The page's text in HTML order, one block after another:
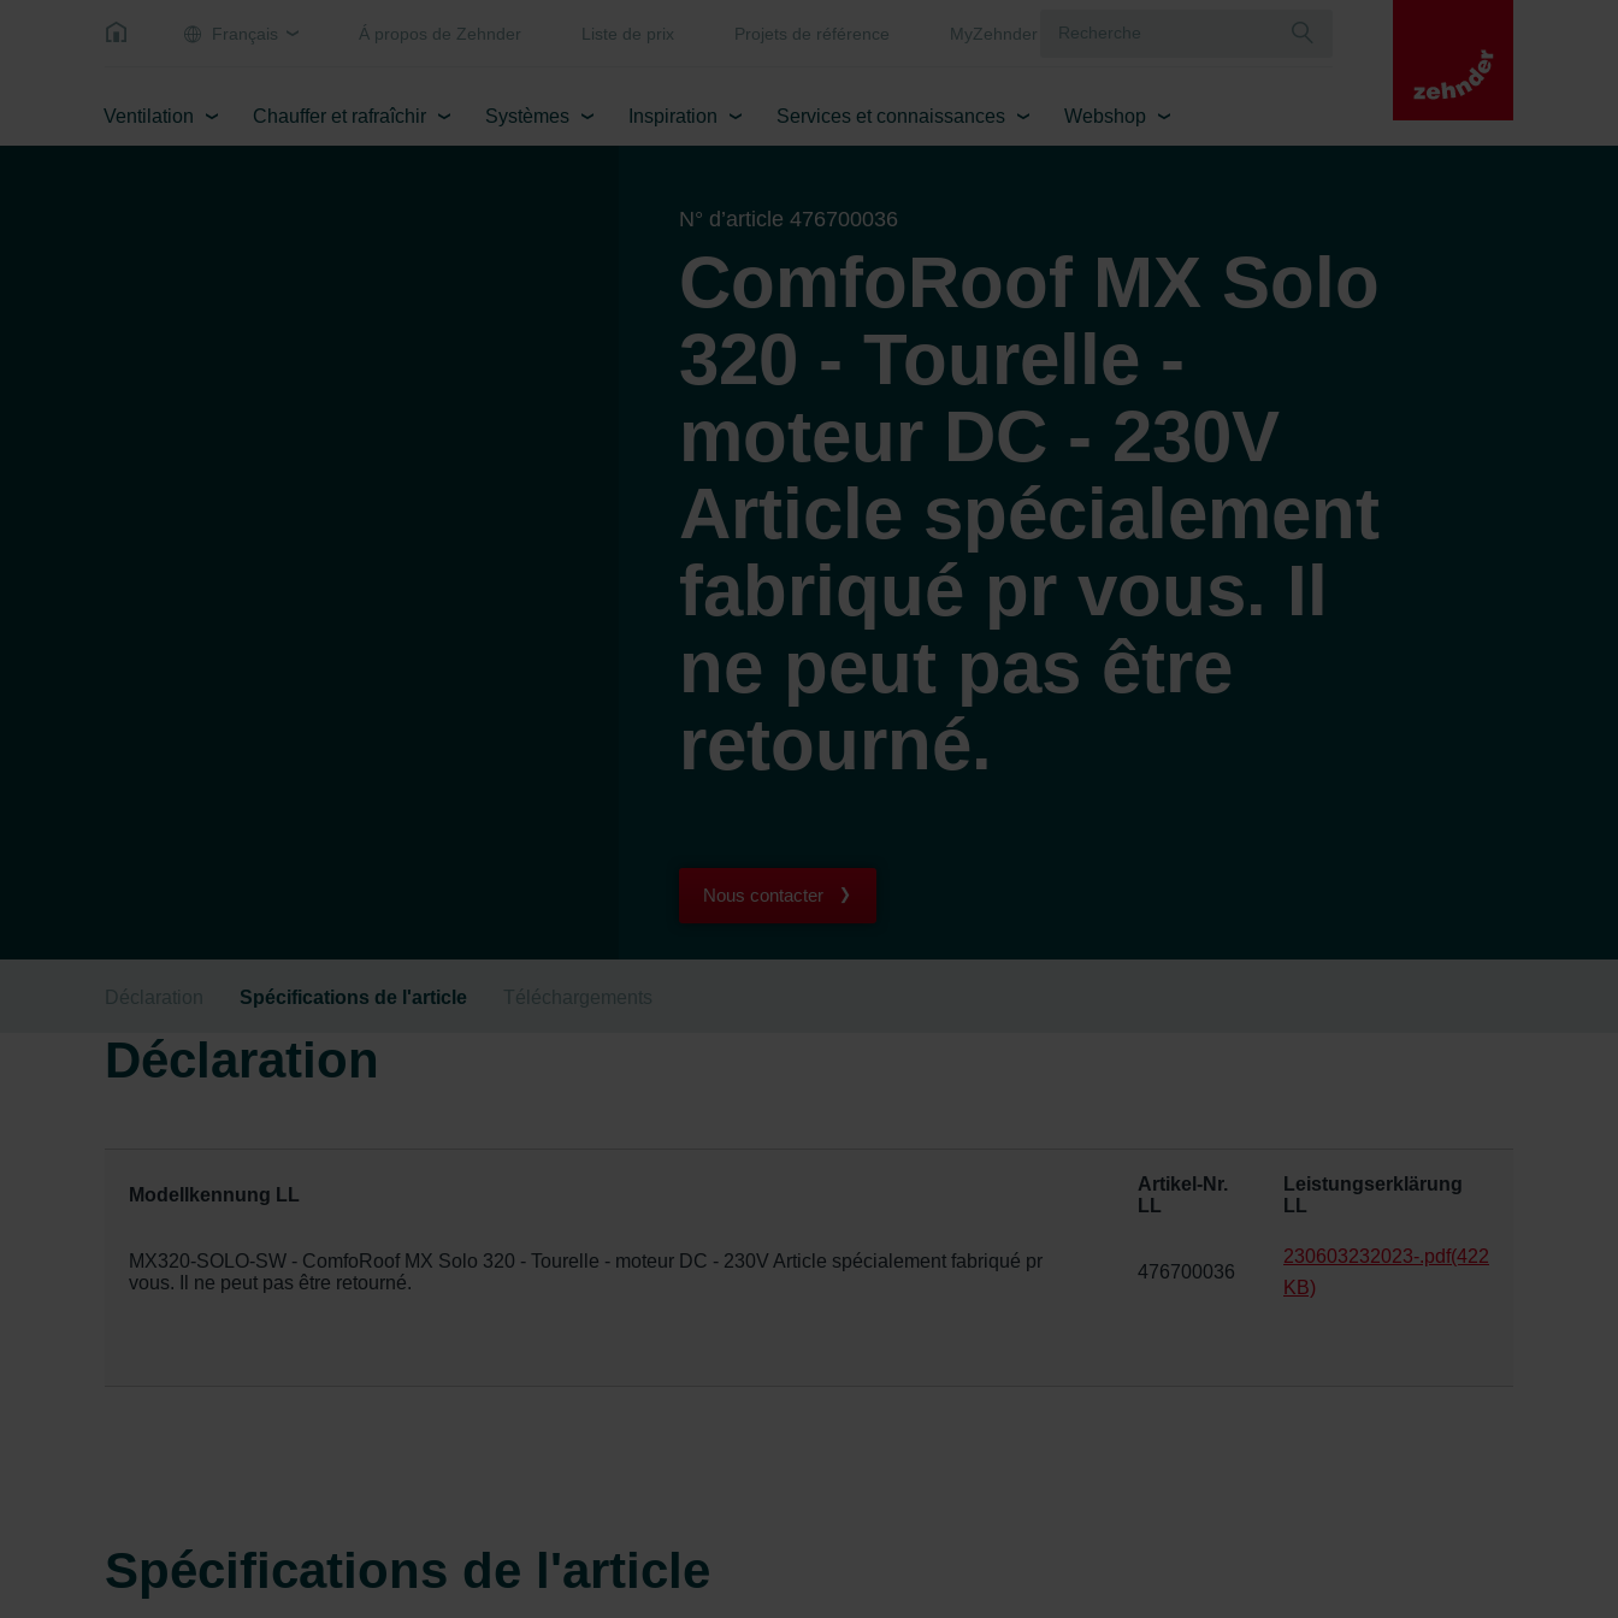
Français Á propos de Zehnder Liste de prix Projets de référence MyZehnder
Ventilation Chauffer et rafraîchir Systèmes Inspiration Services et connaissances Webshop
N° d’article 476700036
ComfoRoof MX Solo
320 - Tourelle -
moteur DC - 230V
Article spécialement
fabriqué pr vous. Il
ne peut pas être
retourné.
Nous contacter
Déclaration Spécifications de l'article Téléchargements
Déclaration
Modellkennung LL
Artikel-Nr.
LL
Leistungserklärung
LL
MX320-SOLO-SW - ComfoRoof MX Solo 320 - Tourelle - moteur DC - 230V Article spécialement fabriqué pr
vous. Il ne peut pas être retourné.
476700036
230603232023-.pdf(422
KB)
Spécifications de l'article